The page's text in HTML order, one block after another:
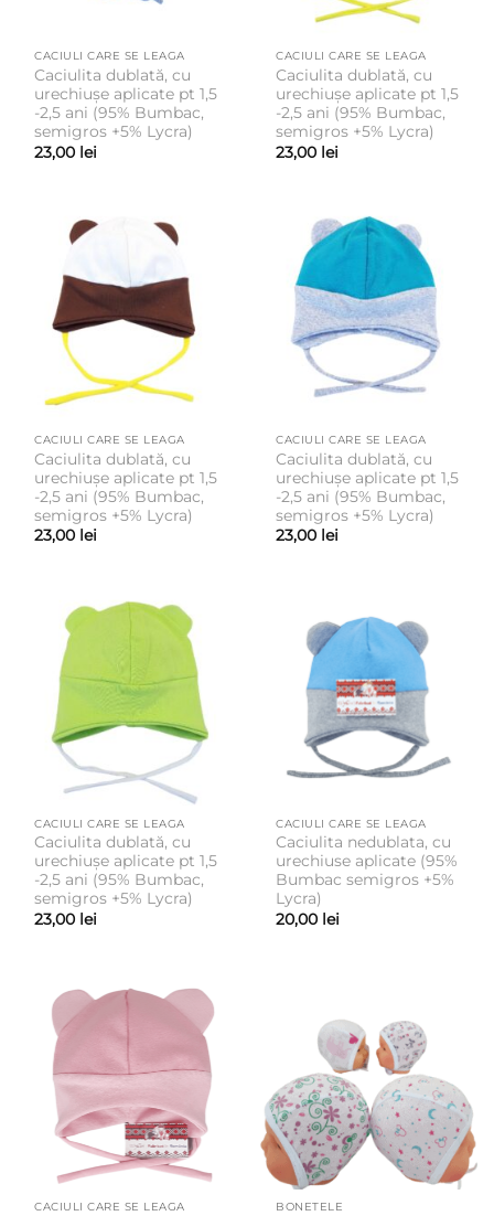
CACIULI CARE SE LEAGA
Caciulita dublată, cu
urechiușe aplicate pt 1,5
-2,5 ani (95% Bumbac,
semigros +5% Lycra)
23,00 lei
CACIULI CARE SE LEAGA
Caciulita dublată, cu
urechiușe aplicate pt 1,5
-2,5 ani (95% Bumbac,
semigros +5% Lycra)
23,00 lei
CACIULI CARE SE LEAGA
Caciulita dublată, cu
urechiușe aplicate pt 1,5
-2,5 ani (95% Bumbac,
semigros +5% Lycra)
23,00 lei
CACIULI CARE SE LEAGA
Caciulita dublată, cu
urechiușe aplicate pt 1,5
-2,5 ani (95% Bumbac,
semigros +5% Lycra)
23,00 lei
CACIULI CARE SE LEAGA
Caciulita dublată, cu
urechiușe aplicate pt 1,5
-2,5 ani (95% Bumbac,
semigros +5% Lycra)
23,00 lei
CACIULI CARE SE LEAGA
Caciulita nedublata, cu
urechiuse aplicate (95%
Bumbac semigros +5%
Lycra)
20,00 lei
CACIULI CARE SE LEAGA BONETELE